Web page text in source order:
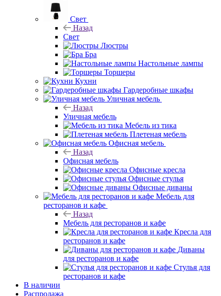
Свет
Назад
Свет
Люстры
Бра
Настольные лампы
Торшеры
Кухни
Гардеробные шкафы
Уличная мебель
Назад
Уличная мебель
Мебель из тика
Плетеная мебель
Офисная мебель
Назад
Офисная мебель
Офисные кресла
Офисные стулья
Офисные диваны
Мебель для
ресторанов и кафе
Назад
Мебель для ресторанов и кафе
Кресла для
ресторанов и кафе
Диваны
для ресторанов и кафе
Стулья для
ресторанов и кафе
В наличии
Распродажа